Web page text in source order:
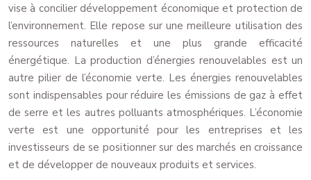
vise à concilier développement économique et protection de
l’environnement. Elle repose sur une meilleure utilisation des
ressources naturelles et une plus grande efficacité
énergétique. La production d’énergies renouvelables est un
autre pilier de l’économie verte. Les énergies renouvelables
sont indispensables pour réduire les émissions de gaz à effet
de serre et les autres polluants atmosphériques. L’économie
verte est une opportunité pour les entreprises et les
investisseurs de se positionner sur des marchés en croissance
et de développer de nouveaux produits et services.